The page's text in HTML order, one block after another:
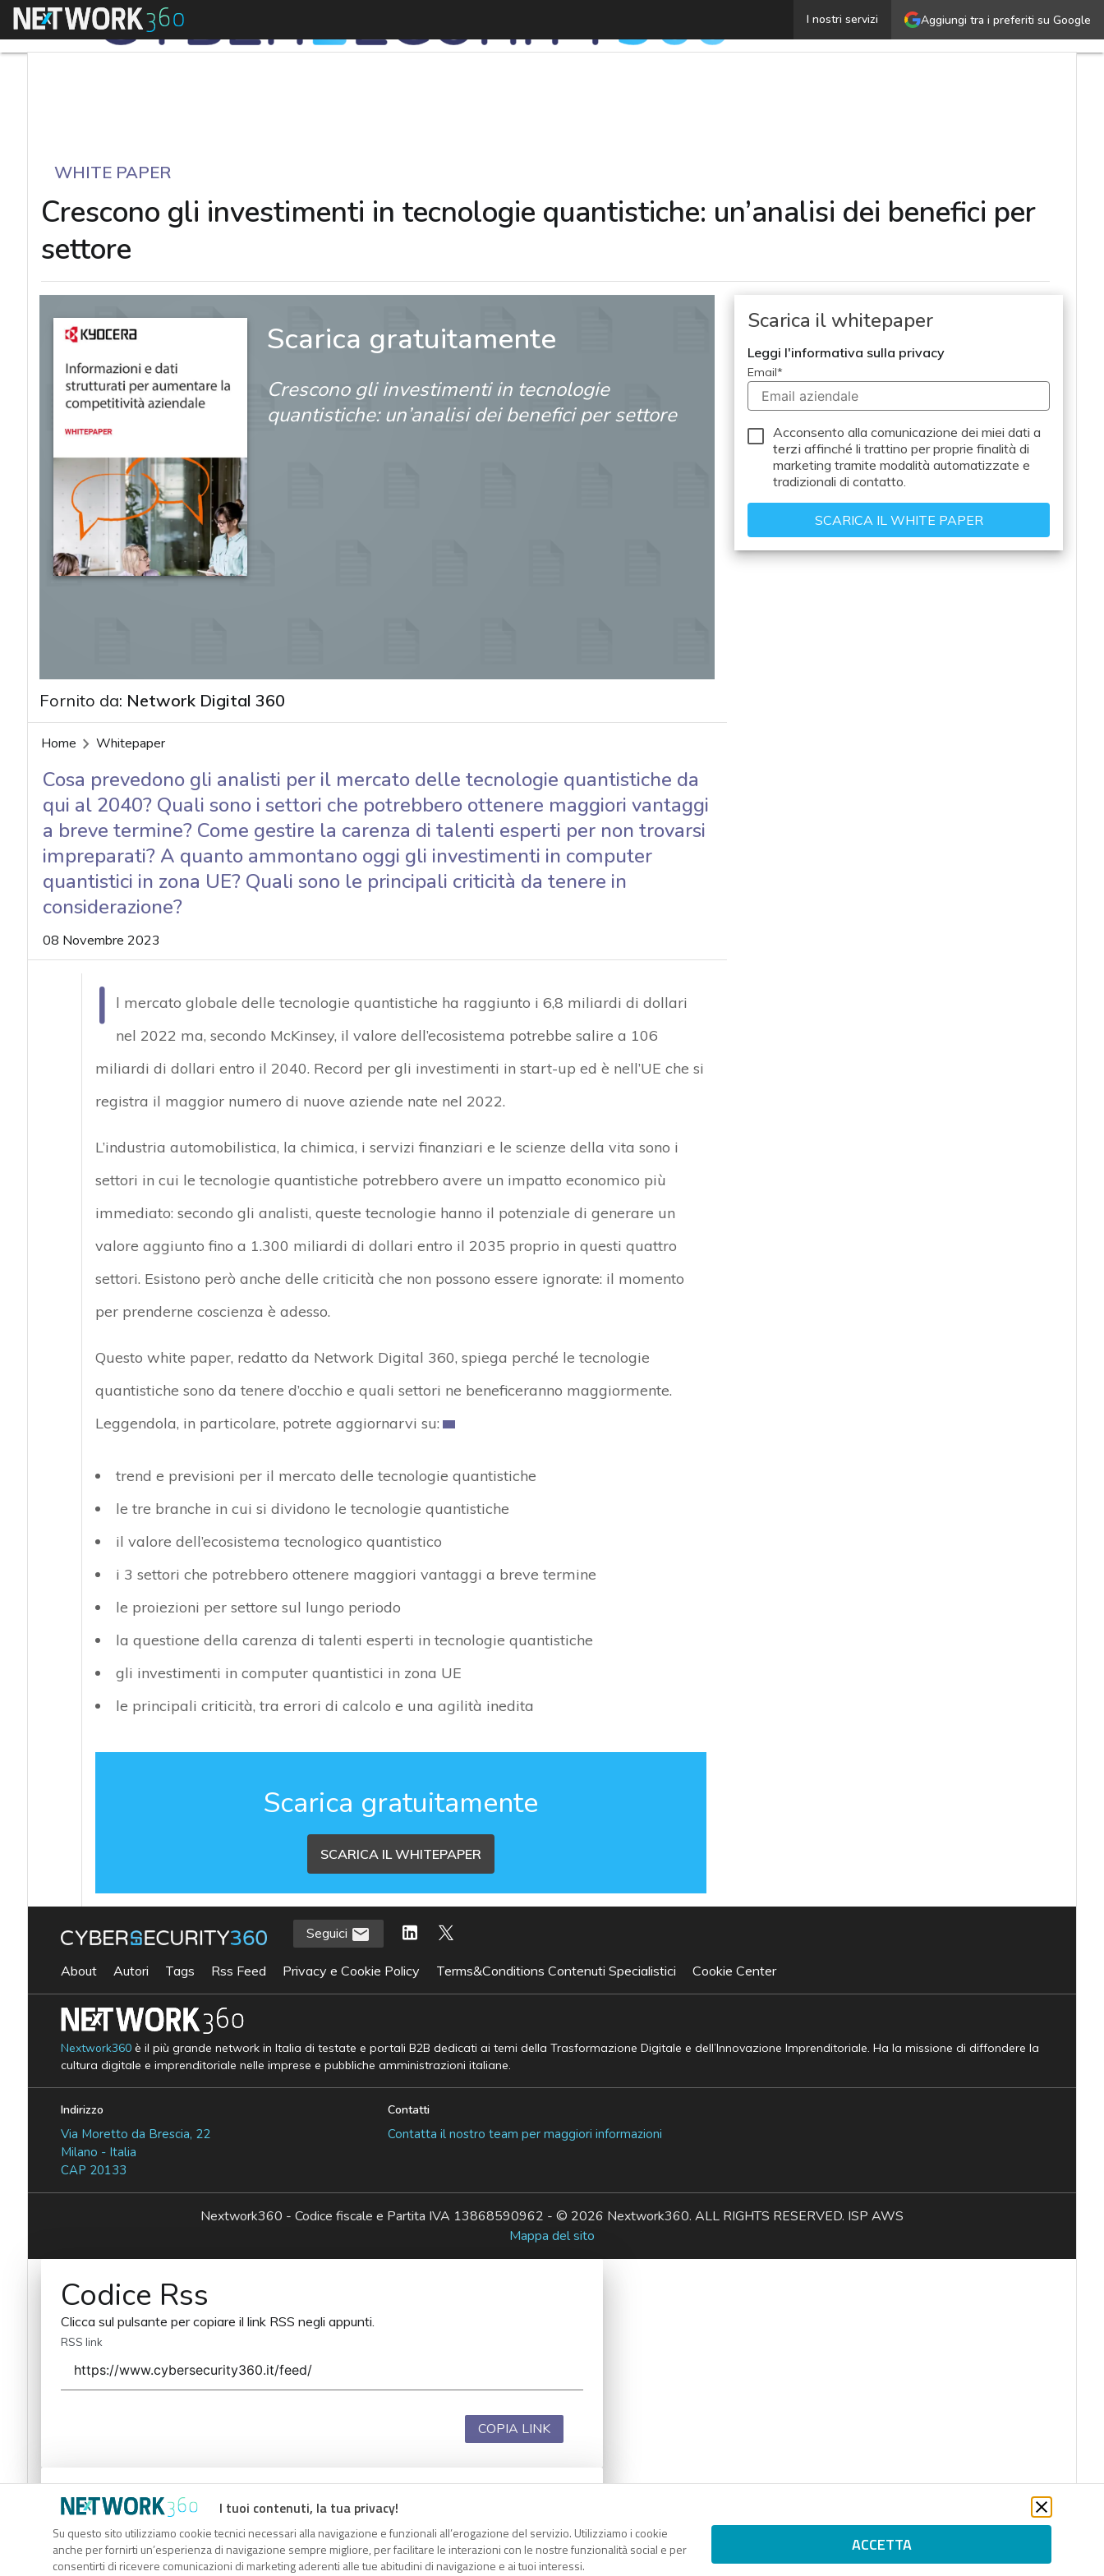
Aggiungi tra i preferiti su Google
I nostri servizi
Menu Crescono gli investimenti in tecnologie quantistiche:
WHITE PAPER
Crescono gli investimenti in tecnologie quantistiche: un’analisi dei benefici per
settore
Scarica gratuitamente
Crescono gli investimenti in tecnologie
quantistiche: un’analisi dei benefici per settore
Fornito da: Network Digital 360
Home Whitepaper
Cosa prevedono gli analisti per il mercato delle tecnologie quantistiche da
qui al 2040? Quali sono i settori che potrebbero ottenere maggiori vantaggi
a breve termine? Come gestire la carenza di talenti esperti per non trovarsi
impreparati? A quanto ammontano oggi gli investimenti in computer
quantistici in zona UE? Quali sono le principali criticità da tenere in
considerazione?
08 Novembre 2023
I
l mercato globale delle tecnologie quantistiche ha raggiunto i 6,8 miliardi di dollari
nel 2022 ma, secondo McKinsey, il valore dell’ecosistema potrebbe salire a 106
miliardi di dollari entro il 2040. Record per gli investimenti in start-up ed è nell’UE che si
registra il maggior numero di nuove aziende nate nel 2022.
L’industria automobilistica, la chimica, i servizi finanziari e le scienze della vita sono i
settori in cui le tecnologie quantistiche potrebbero avere un impatto economico più
immediato: secondo gli analisti, queste tecnologie hanno il potenziale di generare un
valore aggiunto fino a 1.300 miliardi di dollari entro il 2035 proprio in questi quattro
settori. Esistono però anche delle criticità che non possono essere ignorate: il momento
per prenderne coscienza è adesso.
Questo white paper, redatto da Network Digital 360, spiega perché le tecnologie
quantistiche sono da tenere d’occhio e quali settori ne beneficeranno maggiormente.
Leggendola, in particolare, potrete aggiornarvi su:
trend e previsioni per il mercato delle tecnologie quantistiche
le tre branche in cui si dividono le tecnologie quantistiche
il valore dell’ecosistema tecnologico quantistico
i 3 settori che potrebbero ottenere maggiori vantaggi a breve termine
le proiezioni per settore sul lungo periodo
la questione della carenza di talenti esperti in tecnologie quantistiche
gli investimenti in computer quantistici in zona UE
le principali criticità, tra errori di calcolo e una agilità inedita
Scarica gratuitamente
SCARICA IL WHITEPAPER
Scarica il whitepaper
Leggi l'informativa sulla privacy
Email*
Acconsento alla comunicazione dei miei dati a
terzi affinché li trattino per proprie finalità di
marketing tramite modalità automatizzate e
tradizionali di contatto.
I tuoi contenuti, la tua privacy!
Su questo sito utilizziamo cookie tecnici necessari alla navigazione e funzionali all’erogazione del servizio. Utilizziamo i cookie
anche per fornirti un’esperienza di navigazione sempre migliore, per facilitare le interazioni con le nostre funzionalità social e per
consentirti di ricevere comunicazioni di marketing aderenti alle tue abitudini di navigazione e ai tuoi interessi.
ACCETTA
Seguici
About Autori Tags Rss Feed Privacy e Cookie Policy Terms&Conditions Contenuti Specialistici Cookie Center
Nextwork360è il più grande network in Italia di testate e portali B2B dedicati ai temi della Trasformazione Digitale e dell’Innovazione Imprenditoriale. Ha la missione di diffondere la
cultura digitale e imprenditoriale nelle imprese e pubbliche amministrazioni italiane.
Indirizzo
Via Moretto da Brescia, 22
Milano - Italia
CAP 20133
Contatti
Contatta il nostro team per maggiori informazioni
Nextwork360 - Codice fiscale e Partita IVA 13868590962 - © 2026 Nextwork360. ALL RIGHTS RESERVED. ISP AWS
Mappa del sito
Codice Rss
Clicca sul pulsante per copiare il link RSS negli appunti.
RSS link
COPIA LINK
Codice Rss
Clicca sul pulsante per copiare il link RSS negli appunti.
RSS link